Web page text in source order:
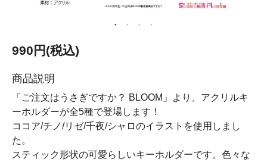
990円(税込)
商品説明
「ご注文はうさぎですか？ BLOOM」より、アクリルキ
ーホルダーが全5種で登場します！
ココア/チノ/リゼ/千夜/シャロのイラストを使用しまし
た。
スティック形状の可愛らしいキーホルダーです。色々な